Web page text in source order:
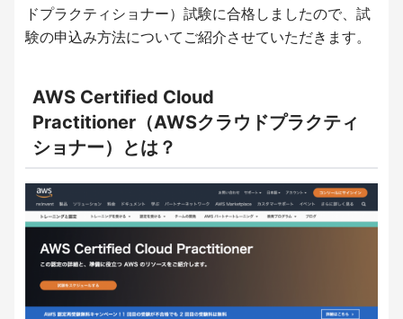
ドプラクティショナー）試験に合格しましたので、試
験の申込み方法についてご紹介させていただきます。
AWS Certified Cloud
Practitioner（AWSクラウドプラクティ
ショナー）とは？